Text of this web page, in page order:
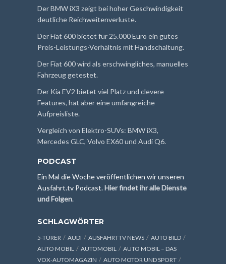
Der BMW iX3 zeigt bei hoher Geschwindigkeit
deutliche Reichweitenverluste.
Der Fiat 600 bietet für 25.000 Euro ein gutes
Preis-Leistungs-Verhältnis mit Handschaltung.
Der Fiat 600 wird als erschwingliches, manuelles
Fahrzeug getestet.
Der Kia EV2 bietet viel Platz und clevere
Features, hat aber eine umfangreiche
Aufpreisliste.
Vergleich von Elektro-SUVs: BMW iX3,
Mercedes GLC, Volvo EX60 und Audi Q6.
PODCAST
Ein Mal die Woche veröffentlichen wir unseren
Ausfahrt.tv Podcast.Hier findet ihr alle Dienste
und Folgen.
SCHLAGWÖRTER
5-TÜRER AUDI AUSFAHRTTV NEWS
AUTO BILD
AUTO MOBIL
AUTOMOBIL
AUTO MOBIL – DAS
VOX-AUTOMAGAZIN
AUTO MOTOR UND SPORT